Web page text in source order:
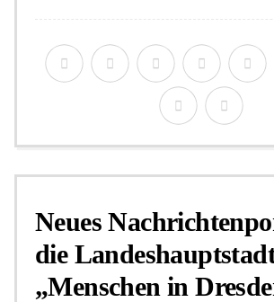
Neues
die
„Menschen in